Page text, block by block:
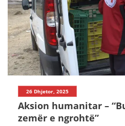
HISTORIA E
HISTORIA E
STRUKTURA E
KONTAKT
26 Dhjetor, 2025
Aksion humanitar –
zemër e ngrohtë”